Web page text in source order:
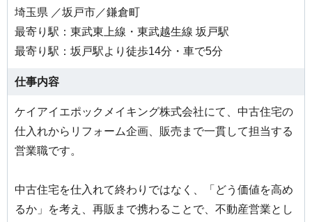
埼玉県 ／坂戸市／鎌倉町
最寄り駅：東武東上線・東武越生線 坂戸駅
最寄り駅：坂戸駅より徒歩14分・車で5分
仕事内容
ケイアイエポックメイキング株式会社にて、中古住宅の
仕入れからリフォーム企画、販売まで一貫して担当する
営業職です。
中古住宅を仕入れて終わりではなく、「どう価値を高め
るか」を考え、再販まで携わることで、不動産営業とし